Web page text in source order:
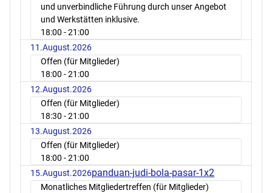
und unverbindliche Führung durch unser Angebot
und Werkstätten inklusive.
18:00 - 21:00
11.August.2026
Offen (für Mitglieder)
18:00 - 21:00
12.August.2026
Offen (für Mitglieder)
18:30 - 21:00
13.August.2026
Offen (für Mitglieder)
18:00 - 21:00
15.August.2026panduan-judi-bola-pasar-1x2
Monatliches Mitgliedertreffen (für Mitglieder)